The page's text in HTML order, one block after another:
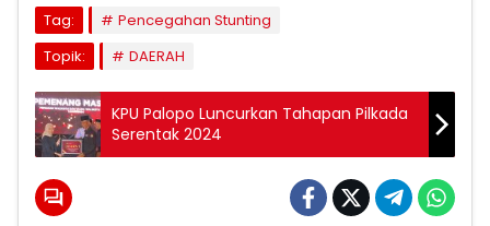
Tag:
Pencegahan Stunting
Topik:
DAERAH
KPU Palopo Luncurkan Tahapan Pilkada
Serentak 2024